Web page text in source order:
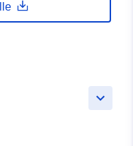
keyboard_arrow_down